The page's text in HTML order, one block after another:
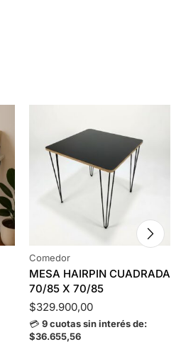
Comedor
MESA HAIRPIN CUADRADA
70/85 X 70/85
$329.900,00
💳 9 cuotas sin interés de:
$36.655,56